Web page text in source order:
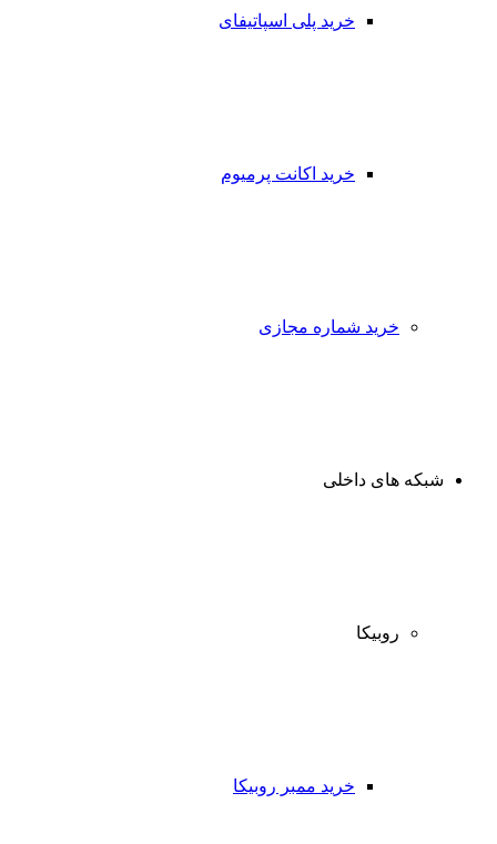
خرید پلی اسپاتیفای
خرید اکانت پرمیوم
خرید شماره مجازی
شبکه های داخلی
روبیکا
خرید ممبر روبیکا